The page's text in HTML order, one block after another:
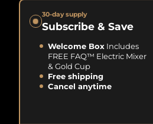
30-day supply
Subscribe & Save
Welcome BoxIncludes
FREE FAQ™ Electric Mixer
& Gold Cup
Free shipping
Cancel anytime